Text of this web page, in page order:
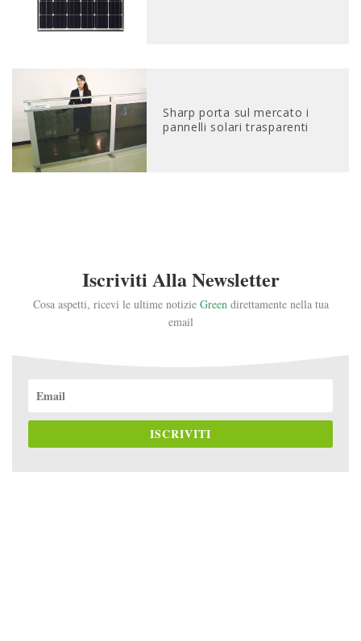
Sharp porta sul mercato i
pannelli solari trasparenti
Iscriviti Alla Newsletter
Cosa aspetti, ricevi le ultime notizie Greendirettamente nella tua
email
ISCRIVITI